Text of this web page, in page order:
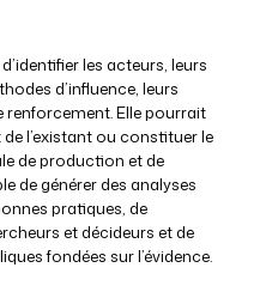
les acteurs, leurs
d’influence, leurs
renforcement. Elle pourrait
l’existant ou constituer le
de production et de
de générer des analyses
pratiques, de
et décideurs et de
fondées sur l’évidence.